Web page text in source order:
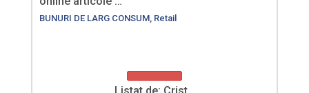
BUNURI DE LARG CONSUM Retail
Listat de: Crist…